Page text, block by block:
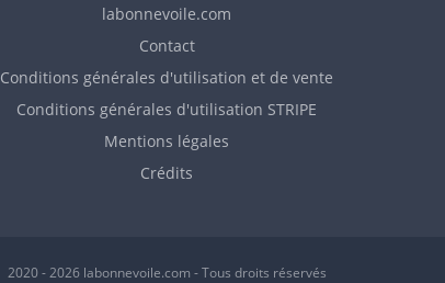
labonnevoile.com
Contact
Conditions générales d'utilisation et de vente
Conditions générales d'utilisation STRIPE
Mentions légales
Crédits
2020 - 2026 labonnevoile.com - Tous droits réservés